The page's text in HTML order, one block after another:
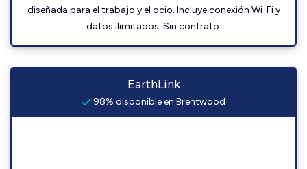
diseñada para el trabajo y el ocio. Incluye conexión Wi-Fi y
datos ilimitados. Sin contrato.
EarthLink
98% disponible en Brentwood